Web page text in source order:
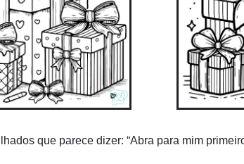
que parece dizer: “Abra para mim